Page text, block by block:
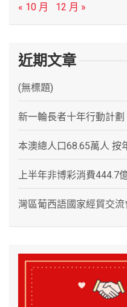
« 10 月
12 月 »
近期文章
(無標題)
新一輪長者十年行動計
本澳總人口68.65萬人 按
上半年非博彩消費444.7
灣區葡西語國家經貿交